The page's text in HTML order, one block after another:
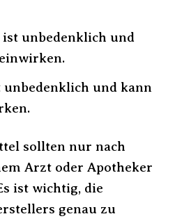
ist unbedenklich und
unbedenklich und kann
sollten nur nach
Arzt oder Apotheker
ist wichtig, die
genau zu